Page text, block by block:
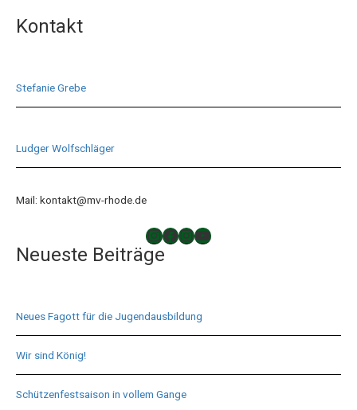
Kontakt
Stefanie Grebe
Ludger Wolfschläger
Mail: kontakt@mv-rhode.de
TAKTLOS
Musikverein Rhode
Musikverein Rhode
YouTube
Neueste Beiträge
Neues Fagott für die Jugendausbildung
Wir sind König!
Schützenfestsaison in vollem Gange